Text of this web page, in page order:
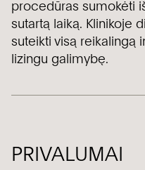
procedūras sumokėti
sutartą laiką. Klinikoje
suteikti visą reikalingą
lizingu galimybę.
PRIVALUMAI